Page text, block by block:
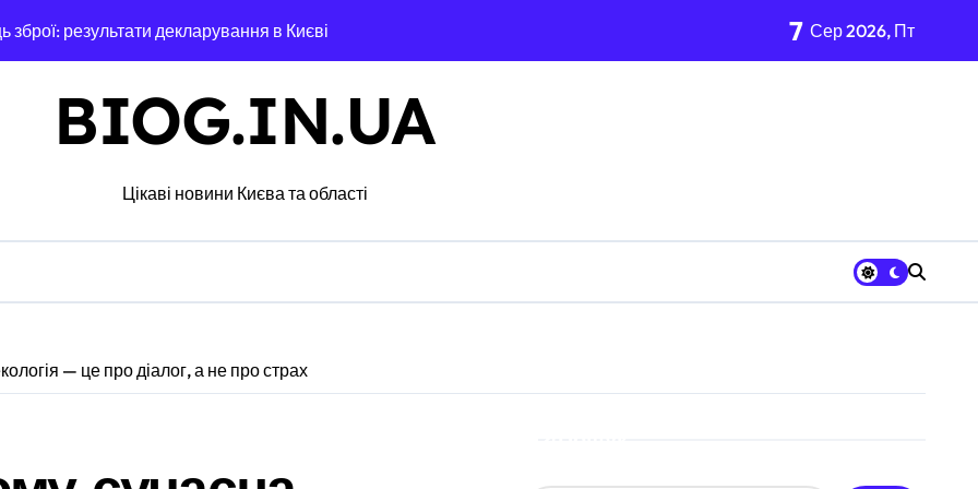
результати декларування в Києві
мережі із 39 нелегальних казино
логістики
підозру через завищену ціну на УЗД на 6 млн грн
і не помилитися з вибором
7 Сер 2026, Пт
BIOG.IN.UA
Цікаві новини Києва та області
— це про діалог, а не про страх